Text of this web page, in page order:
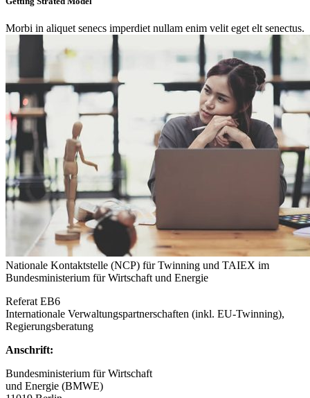
Morbi in aliquet senecs imperdiet nullam enim velit eget elt senectus.
Nationale Kontaktstelle (NCP) für Twinning und TAIEX im
Bundesministerium für Wirtschaft und Energie
Referat EB6
Internationale Verwaltungspartnerschaften (inkl. EU-Twinning),
Regierungsberatung
Anschrift:
Bundesministerium für Wirtschaft
und Energie (BMWE)